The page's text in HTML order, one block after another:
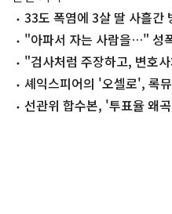
33도 폭염에 3살 딸 사흘간
마 "아파서 자는 사람을…" 성
"미안해"
"검사처럼 주장하고, 변호
셰익스피어의 '오셀로', 록
고' 9월 개막
선관위 합수본, '투표율 왜